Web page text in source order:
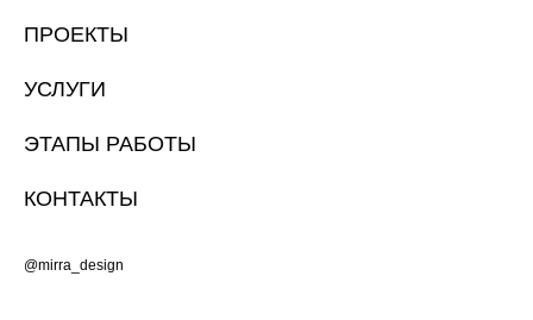
ПРОЕКТЫ
УСЛУГИ
ЭТАПЫ РАБОТЫ
КОНТАКТЫ
@mirra_design